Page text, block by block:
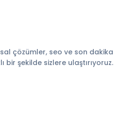
çözümler, seo ve son dakika
bir şekilde sizlere ulaştırıyoruz.